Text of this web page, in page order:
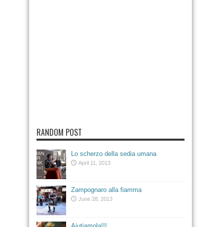
RANDOM POST
Lo scherzo della sedia umana
April 11, 2013
Zampognaro alla fiamma
June 28, 2013